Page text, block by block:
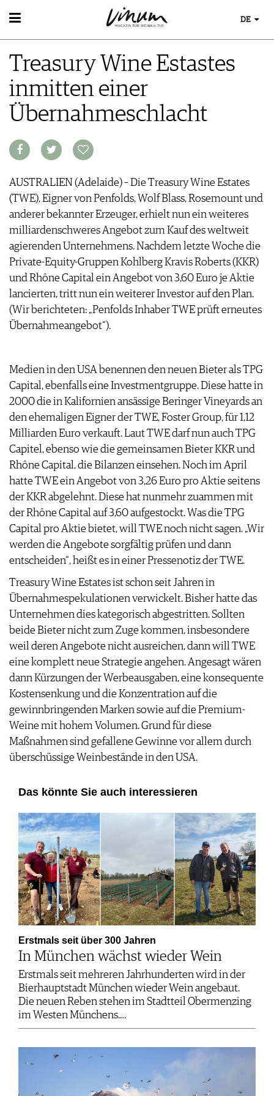
WEIN
WEINSUCHE
GUIDE WEINGÜTER
WINETRADECLUB
WEINE DES MONATS
UNIQUE WINERIES
WEINWISSEN
WEINREGIONEN
WEINGESCHICHTE
INFOGRAFIKEN
TIPPS & TRICKS
NEWS
EVENTS
EVENTKALENDER
EVENT-BILDER
ESSEN & TRINKEN
FOOD PAIRING TIPPS
FOOD PAIRING TABELLE
REZEPTE
HOTSPOTS
WEINREISEN
MAGAZIN
DOSSIER
WINEGUIDES
KLARTEXT
EXTRAS
ABO
AUSGABE
ARCHIV
VORTEILSWELT
APPS
VIDEOS
BILDSTRECKEN
NEWS
WEINWIRTSCHAFT
WEINSZENE
PORTRAITS
VINOPHILES
ARCHIV
GEWINNSPIELE
VORTEILSWELT
TRINKREIFETABELLE
ABO
WEINSUCHE
NEWSLETTER
WINE TRADE CLUB
REDAKTION
JOBS
WERBUNG
PRESSE
IMPRESSUM
AGB & DATENSCHUTZ
DE
Treasury Wine Estastes
inmitten einer
Übernahmeschlacht
AUSTRALIEN (Adelaide) – Die Treasury Wine Estates
(TWE), Eigner von Penfolds, Wolf Blass, Rosemount und
anderer bekannter Erzeuger, erhielt nun ein weiteres
milliardenschweres Angebot zum Kauf des weltweit
agierenden Unternehmens. Nachdem letzte Woche die
Private-Equity-Gruppen Kohlberg Kravis Roberts (KKR)
und Rhône Capital ein Angebot von 3,60 Euro je Aktie
lancierten, tritt nun ein weiterer Investor auf den Plan.
(Wir berichteten: „Penfolds Inhaber TWE prüft erneutes
Übernahmeangebot“).
Medien in den USA benennen den neuen Bieter als TPG
Capital, ebenfalls eine Investmentgruppe. Diese hatte in
2000 die in Kalifornien ansässige Beringer Vineyards an
den ehemaligen Eigner der TWE, Foster Group, für 1,12
Milliarden Euro verkauft. Laut TWE darf nun auch TPG
Capitel, ebenso wie die gemeinsamen Bieter KKR und
Rhône Capital, die Bilanzen einsehen. Noch im April
hatte TWE ein Angebot von 3,26 Euro pro Aktie seitens
der KKR abgelehnt. Diese hat nunmehr zuammen mit
der Rhône Capital auf 3,60 aufgestockt. Was die TPG
Capital pro Aktie bietet, will TWE noch nicht sagen. „Wir
werden die Angebote sorgfältig prüfen und dann
entscheiden“, heißt es in einer Pressenotiz der TWE.
Treasury Wine Estates ist schon seit Jahren in
Übernahmespekulationen verwickelt. Bisher hatte das
Unternehmen dies kategorisch abgestritten. Sollten
beide Bieter nicht zum Zuge kommen, insbesondere
weil deren Angebote nicht ausreichen, dann will TWE
eine komplett neue Strategie angehen. Angesagt wären
dann Kürzungen der Werbeausgaben, eine konsequente
Kostensenkung und die Konzentration auf die
gewinnbringenden Marken sowie auf die Premium-
Weine mit hohem Volumen. Grund für diese
Maßnahmen sind gefallene Gewinne vor allem durch
überschüssige Weinbestände in den USA.
Das könnte Sie auch interessieren
Erstmals seit über 300 Jahren
In München wächst wieder Wein
Erstmals seit mehreren Jahrhunderten wird in der
Bierhauptstadt München wieder Wein angebaut.
Die neuen Reben stehen im Stadtteil Obermenzing
im Westen Münchens.…